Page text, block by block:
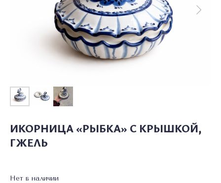
ИКОРНИЦА «РЫБКА» С КРЫШКОЙ,
ГЖЕЛЬ
Нет в наличии
КАТАЛОГ